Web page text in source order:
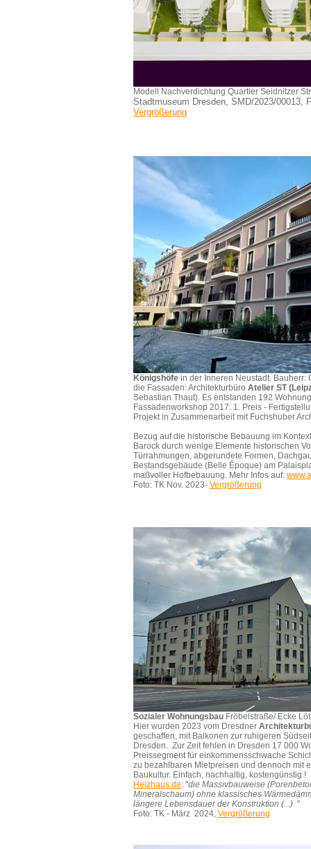
Modell Nachverdichtung Quartier Seidnitzer
Stadtmuseum Dresden, SMD/2023/00013,
Vergrößerung
Königshöfe in der Inneren Neustadt. Bauherr:
die Fassaden: Architekturbüro Atelier ST
Sebastian Thaut). Es entstanden 192
Fassadenworkshop 2017: 1. Preis -
Projekt in Zusammenarbeit mit Fuchshuber
Bezug auf die historische Bebauung im
Barock durch wenige Elemente historischen
Türrahmungen, abgerundete Formen,
Bestandsgebäude (Belle Époque) am
maßvoller Hofbebauung. Mehr Infos auf:
Foto: TK Nov. 2023- Vergrößerung
Sozialer Wohnungsbau Fröbelstraße/ Ecke
Hier wurden 2023 vom Dresdner
geschaffen, mit Balkonen zur ruhigeren
Dresden. Zur Zeit fehlen in Dresden 17 000
Preissegment für einkommensschwache
zu bezahlbaren Mietpreisen und dennoch mit
Baukultur. Einfach, nachhaltig, kostengünstig !
Heizhaus.de: "die Massivbauweise
Mineralschaum) ohne klassisches
längere Lebensdauer der Konstruktion (...) "
Foto: TK - März 2024, Vergrößerung